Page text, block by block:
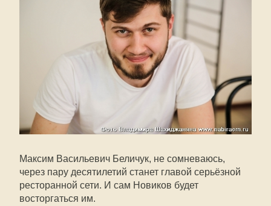
Максим Васильевич Беличук, не сомневаюсь,
через пару десятилетий станет главой серьёзной
ресторанной сети. И сам Новиков будет
восторгаться им.